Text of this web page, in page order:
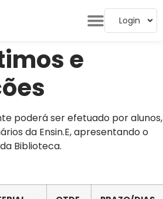
Login
e
poderá ser efetuado por alunos,
da Ensin.E, apresentando o
Biblioteca.